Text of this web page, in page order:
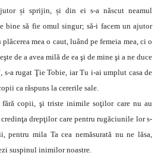
și sprijin, și din ei s-a născut neamul
bine să fie omul singur; să-i facem un ajutor
mea o caut, luând pe femeia mea, ci o
de a avea milă de ea şi de mine şi a ne duce
s-a rugat Ţie Tobie, iar Tu i-ai umplut casa de
ca răspuns la cererile sale.
fără copii, şi triste inimile soţilor care nu au
drepţilor care pentru rugăciunile lor s-
pentru mila Ta cea nemăsurată nu ne lăsa,
suspinul inimilor noastre.